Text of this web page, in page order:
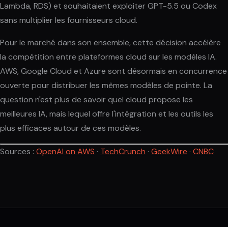
Lambda, RDS) et souhaitaient exploiter GPT-5.5 ou Codex
sans multiplier les fournisseurs cloud.
Pour le marché dans son ensemble, cette décision accélère
la compétition entre plateformes cloud sur les modèles IA.
AWS, Google Cloud et Azure sont désormais en concurrence
ouverte pour distribuer les mêmes modèles de pointe. La
question n'est plus de savoir quel cloud propose les
meilleures IA, mais lequel offre l'intégration et les outils les
plus efficaces autour de ces modèles.
Sources : OpenAI on AWS · TechCrunch · GeekWire · CNBC